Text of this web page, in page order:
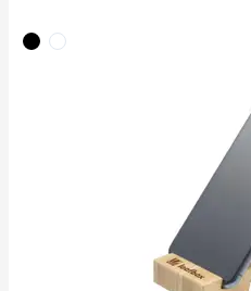
noir blanc